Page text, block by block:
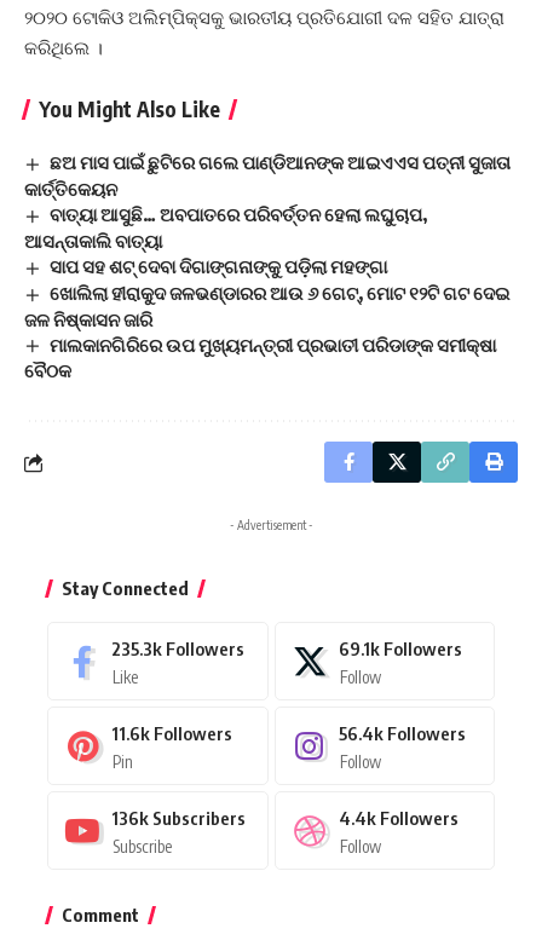
୨୦୨୦ ଟୋକିଓ ଅଲିମ୍ପିକ୍ସକୁ ଭାରତୀୟ ପ୍ରତିଯୋଗୀ ଦଳ ସହିତ ଯାତ୍ରା
କରିଥିଲେ ।
You Might Also Like
ଛଅ ମାସ ପାଇଁ ଛୁଟିରେ ଗଲେ ପାଣ୍ଡିଆନଙ୍କ ଆଇଏଏସ ପତ୍ନୀ ସୁଜାତା
କାର୍ତ୍ତିକେୟନ
ବାତ୍ୟା ଆସୁଛି… ଅବପାତରେ ପରିବର୍ତ୍ତନ ହେଲା ଲଘୁଚାପ,
ଆସନ୍ତାକାଲି ବାତ୍ୟା
ସାପ ସହ ଶଟ୍‌ ଦେବା ଦିଗାଙ୍ଗନାଙ୍କୁ ପଡ଼ିଲା ମହଙ୍ଗା
ଖୋଲିଲା ହୀରାକୁଦ ଜଳଭଣ୍ଡାରର ଆଉ ୬ ଗେଟ୍‌, ମୋଟ ୧୨ଟି ଗଟ ଦେଇ
ଜଳ ନିଷ୍କାସନ ଜାରି
ମାଲକାନଗିରିରେ ଉପ ମୁଖ୍ୟମନ୍ତ୍ରୀ ପ୍ରଭାତୀ ପରିଡାଙ୍କ ସମୀକ୍ଷା
ବୈଠକ
- Advertisement -
Stay Connected
235.3k Followers
Like
69.1k Followers
Follow
11.6k Followers
Pin
56.4k Followers
Follow
136k Subscribers
Subscribe
4.4k Followers
Follow
Comment